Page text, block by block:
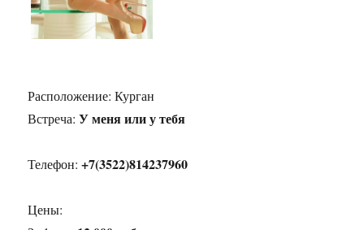
Расположение:Курган
Встреча:У меня или у тебя
Телефон:+7(3522)814237960
Цены: